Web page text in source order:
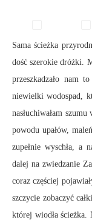
Sama ścieżka
dość szerokie dróżki.
przeszkadzało nam
niewielki wodospad,
nasłuchiwałam
powodu upałów,
zupełnie wyschła, a
dalej na zwiedzanie
coraz częściej
szczycie zobaczyć
której wiodła